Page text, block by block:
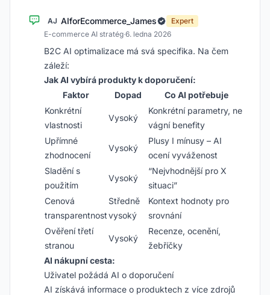
AJ AIforEcommerce_James
Expert
E-commerce AI stratég·6. ledna 2026
B2C AI optimalizace má svá specifika. Na čem
záleží:
Jak AI vybírá produkty k doporučení:
Faktor
Dopad
Co AI potřebuje
Konkrétní
vlastnosti
Vysoký
Konkrétní parametry, ne
vágní benefity
Upřímné
zhodnocení
Vysoký
Plusy I mínusy – AI
ocení vyváženost
Sladění s
použitím
Vysoký
“Nejvhodnější pro X
situaci”
Cenová
transparentnost
Středně
vysoký
Kontext hodnoty pro
srovnání
Ověření třetí
stranou
Vysoký
Recenze, ocenění,
žebříčky
AI nákupní cesta:
Uživatel požádá AI o doporučení
AI získává informace o produktech z více zdrojů